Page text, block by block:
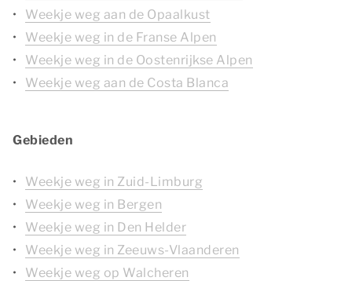
Weekje weg aan de Opaalkust
Weekje weg in de Franse Alpen
Weekje weg in de Oostenrijkse Alpen
Weekje weg aan de Costa Blanca
Gebieden
Weekje weg in Zuid-Limburg
Weekje weg in Bergen
Weekje weg in Den Helder
Weekje weg in Zeeuws-Vlaanderen
Weekje weg op Walcheren